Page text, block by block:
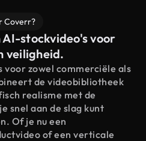
Coverr?
stockvideo's voor
veiligheid.
voor zowel commerciële als
de videobibliotheek
realisme met de
snel aan de slag kunt
Of je nu een
of een verticale